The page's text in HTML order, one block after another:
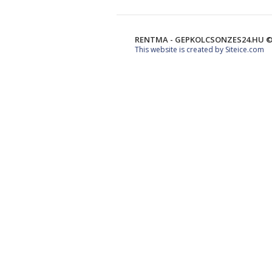
RENTMA - GEPKOLCSONZES24.HU
This website is created by Siteice.com